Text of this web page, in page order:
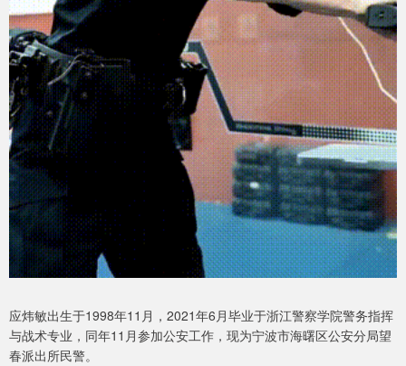
应炜敏出生于1998年11月，2021年6月毕业于浙江警察学院警务指挥
与战术专业，同年11月参加公安工作，现为宁波市海曙区公安分局望
春派出所民警。